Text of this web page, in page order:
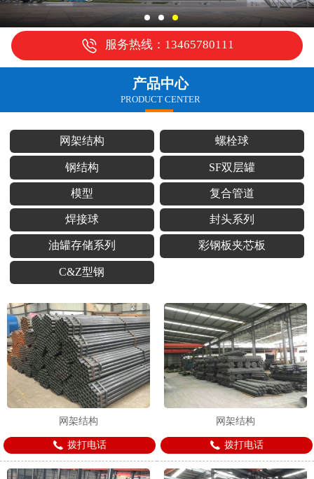
服务热线：13465780111
产品中心
PRODUCT CENTER
网架结构 螺栓球
钢结构 SF双层罐
模型 复合管道
焊接球 封头系列
油罐存储系列 彩钢板夹芯板
C&Z型钢
网架结构
拨打电话
网架结构
拨打电话